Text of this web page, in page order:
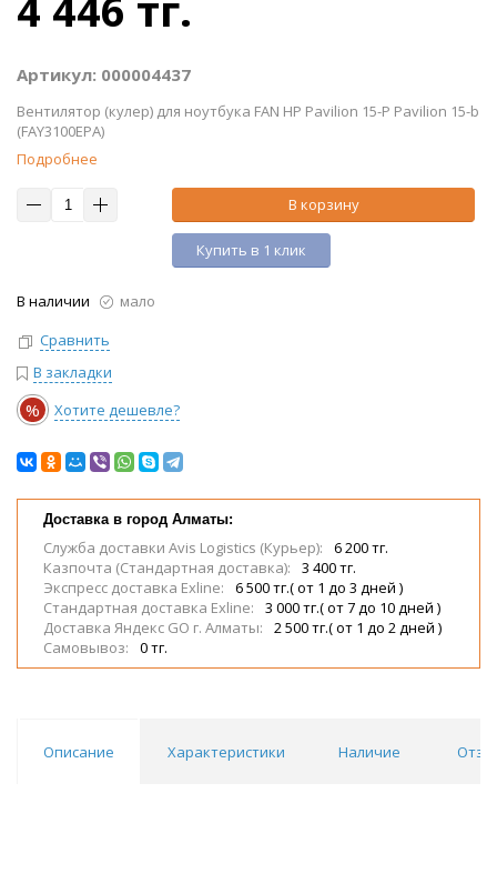
Артикул: 000004437
Вентилятор (кулер) для ноутбука FAN HP Pavilion 15-P Pavilion 15-b
(FAY3100EPA)
Подробнее
В корзину
Купить в 1 клик
В наличии
мало
Сравнить
В закладки
% Хотите дешевле?
Доставка в город Алматы:
Служба доставки Avis Logistics (Курьер):
6 200 тг.
Казпочта (Стандартная доставка):
3 400 тг.
Экспресс доставка Exline:
6 500 тг.( от 1 до 3 дней )
Стандартная доставка Exline:
3 000 тг.( от 7 до 10 дней )
Доставка Яндекс GO г. Алматы:
2 500 тг.( от 1 до 2 дней )
Самовывоз:
0 тг.
Описание Характеристики Наличие